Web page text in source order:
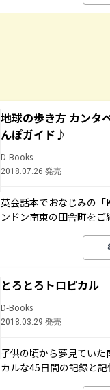
地球の歩き方 カンタ
んぽガイド♪
D-Books
2018.07.26 発売
英会話本でおなじみの「
ンドン南東の田舎町をご
とろとろトロピカ
D-Books
2018.03.29 発売
子供の頃から夢見てい
カルな45日間の記録と記